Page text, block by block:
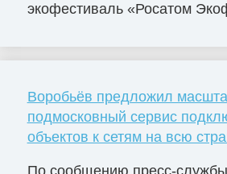
экофестиваль «Росатом
Воробьёв предложил
подмосковный сервис
объектов к сетям на всю